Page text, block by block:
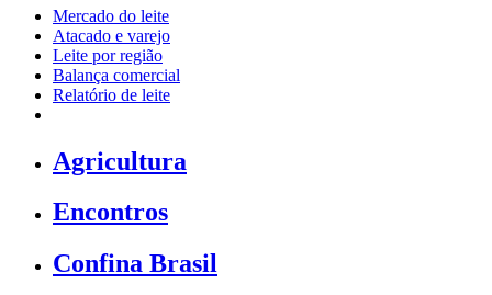
Mercado do leite
Atacado e varejo
Leite por região
Balança comercial
Relatório de leite
Agricultura
Encontros
Confina Brasil